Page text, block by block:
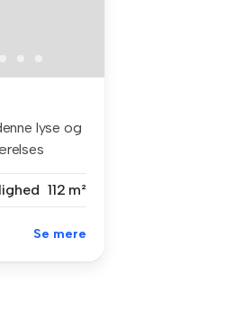
lyse og
112 m²
Se mere